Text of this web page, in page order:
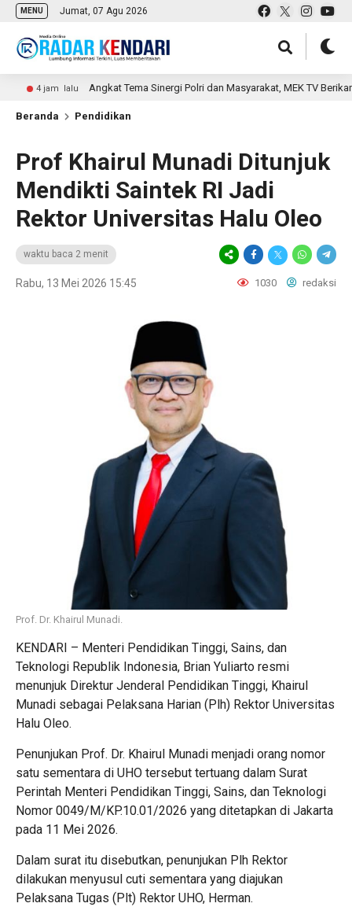
MENU Jumat, 07 Agu 2026
4 jam lalu Angkat Tema Sinergi Polri dan Masyarakat, MEK TV Berikan
Beranda Pendidikan
Prof Khairul Munadi Ditunjuk
Mendikti Saintek RI Jadi
Rektor Universitas Halu Oleo
waktu baca 2 menit
Rabu, 13 Mei 2026 15:45 1030 redaksi
Prof. Dr. Khairul Munadi.
KENDARI – Menteri Pendidikan Tinggi, Sains, dan
Teknologi Republik Indonesia, Brian Yuliarto resmi
menunjuk Direktur Jenderal Pendidikan Tinggi, Khairul
Munadi sebagai Pelaksana Harian (Plh) Rektor Universitas
Halu Oleo.
Penunjukan Prof. Dr. Khairul Munadi menjadi orang nomor
satu sementara di UHO tersebut tertuang dalam Surat
Perintah Menteri Pendidikan Tinggi, Sains, dan Teknologi
Nomor 0049/M/KP.10.01/2026 yang ditetapkan di Jakarta
pada 11 Mei 2026.
Dalam surat itu disebutkan, penunjukan Plh Rektor
dilakukan menyusul cuti sementara yang diajukan
Pelaksana Tugas (Plt) Rektor UHO, Herman.